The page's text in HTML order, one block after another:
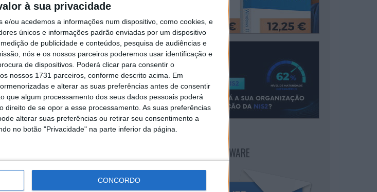
à sua privacidade
e/ou acedemos a informações num dispositivo, como cookies, e
únicos e informações padrão enviadas por um dispositivo
de publicidade e conteúdos, pesquisa de audiências e
nós e os nossos parceiros poderemos usar identificação e
de dispositivos. Poderá clicar para consentir o
nossos 1731 parceiros, conforme descrito acima. Em
e alterar as suas preferências antes de consentir
que algum processamento dos seus dados pessoais poderá
direito de se opor a esse processamento. As suas preferências
alterar suas preferências ou retirar seu consentimento a
no botão "Privacidade" na parte inferior da página.
CONCORDO
NEWSLETTER PPLWARE